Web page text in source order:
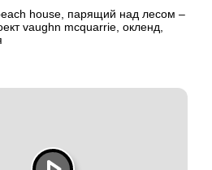
house, парящий над лесом –
vaughn mcquarrie, окленд,